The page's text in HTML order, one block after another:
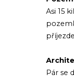
Asi 15
Pár se